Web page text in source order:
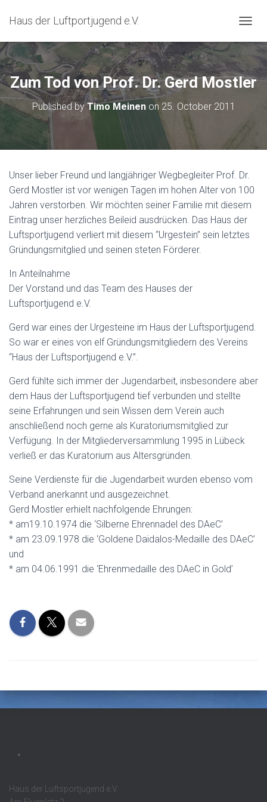
Haus der Luftportjugend e.V.
O
G
L
E
I
O
Zum Tod von Prof. Dr. Gerd Mostler
Published byTimo Meinenon 25. October 2011
Unser lieber Freund und langjähriger Wegbegleiter Prof. Dr.
Gerd Mostler ist vor wenigen Tagen im hohen Alter von 100
Jahren verstorben. Wir möchten seiner Familie mit diesem
Eintrag unser herzliches Beileid ausdrücken. Das Haus der
Luftsportjugend verliert mit diesem “Urgestein” sein letztes
Gründungsmitglied und seinen steten Förderer.
In Anteilnahme
Der Vorstand und das Team des Hauses der
Luftsportjugend e.V.
Gerd war eines der Urgesteine im Haus der Luftsportjugend.
So war er eines von elf Gründungsmitgliedern des Vereins
“Haus der Luftsportjugend e.V.”.
Gerd fühlte sich immer der Jugendarbeit, insbesondere aber
dem Haus der Luftsportjugend tief verbunden und stellte
seine Erfahrungen und sein Wissen dem Verein auch
anschließend noch gerne als Kuratoriumsmitglied zur
Verfügung. In der Mitgliederversammlung 1995 in Lübeck
verließ er das Kuratorium aus Altersgründen.
Seine Verdienste für die Jugendarbeit wurden ebenso vom
Verband anerkannt und ausgezeichnet.
Gerd Mostler erhielt nachfolgende Ehrungen:
* am19.10.1974 die ‘Silberne Ehrennadel des DAeC’
* am 23.09.1978 die ‘Goldene Daidalos-Medaille des DAeC’
und
* am 04.06.1991 die ‘Ehrenmedaille des DAeC in Gold’
Haus der Luftsportjugend e.V.